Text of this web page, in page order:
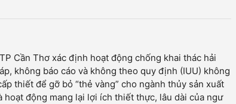
Cần Thơ xác định hoạt động chống khai thác hải
không báo cáo và không theo quy định (IUU) không
thiết để gỡ bỏ “thẻ vàng” cho ngành thủy sản xuất
hoạt động mang lại lợi ích thiết thực, lâu dài của ngư